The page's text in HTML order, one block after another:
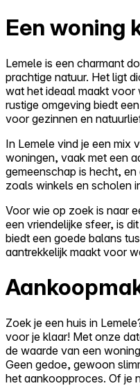
Een woning
Lemele is een charmant
prachtige natuur. Het ligt
wat het ideaal maakt voor
rustige omgeving biedt
voor gezinnen en
In Lemele vind je een mix
woningen, vaak met een
gemeenschap is hecht,
zoals winkels en scholen
Voor wie op zoek is naar
een vriendelijke sfeer, is
biedt een goede balans
aantrekkelijk maakt voor
Zoek je een huis in
voor je klaar! Met onze
de waarde van een
Geen gedoe, gewoon
het aankoopproces. Of je